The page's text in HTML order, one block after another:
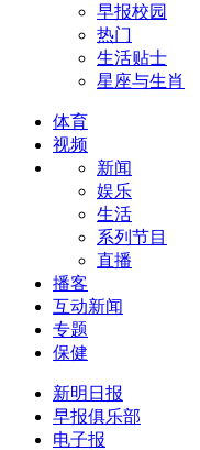
早报校园
热门
生活贴士
星座与生肖
体育
视频
新闻
娱乐
生活
系列节目
直播
播客
互动新闻
专题
保健
新明日报
早报俱乐部
电子报